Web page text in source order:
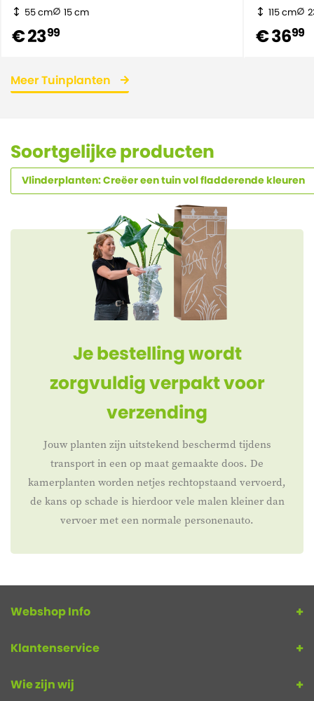
55 cm 15 cm
€ 2399
115 cm
€ 3699
Meer Tuinplanten
Soortgelijke producten
Vlinderplanten: Creëer een tuin vol fladderende kleuren
Je bestelling wordt
zorgvuldig verpakt voor
verzending
Jouw planten zijn uitstekend beschermd tijdens
transport in een op maat gemaakte doos. De
kamerplanten worden netjes rechtopstaand vervoerd,
de kans op schade is hierdoor vele malen kleiner dan
vervoer met een normale personenauto.
Webshop Info
Klantenservice
Wie zijn wij